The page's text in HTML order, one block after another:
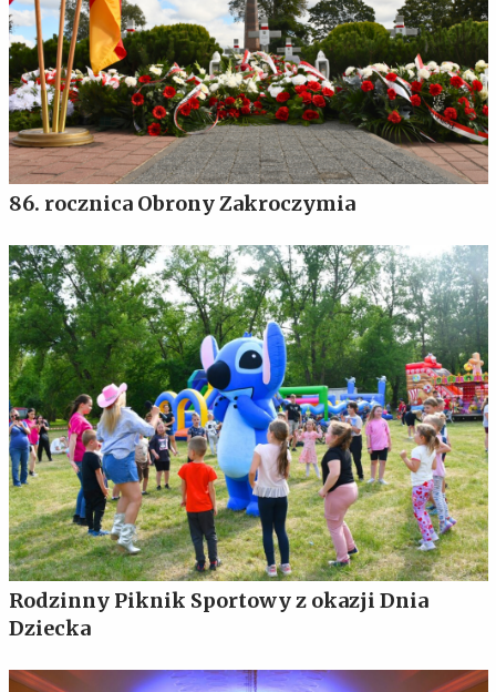
86. rocznica Obrony Zakroczymia
Rodzinny Piknik Sportowy z okazji Dnia
Dziecka